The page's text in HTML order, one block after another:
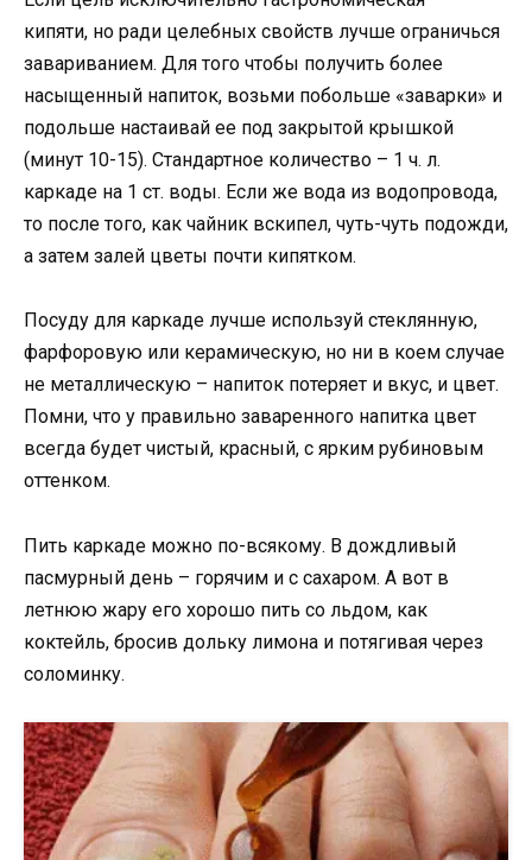
кипяти, но ради целебных свойств лучше ограничься
завариванием. Для того чтобы получить более
насыщенный напиток, возьми побольше «заварки» и
подольше настаивай ее под закрытой крышкой
(минут 10-15). Стандартное количество – 1 ч. л.
каркаде на 1 ст. воды. Если же вода из водопровода,
то после того, как чайник вскипел, чуть-чуть подожди,
а затем залей цветы почти кипятком.
Посуду для каркаде лучше используй стеклянную,
фарфоровую или керамическую, но ни в коем случае
не металлическую – напиток потеряет и вкус, и цвет.
Помни, что у правильно заваренного напитка цвет
всегда будет чистый, красный, с ярким рубиновым
оттенком.
Пить каркаде можно по-всякому. В дождливый
пасмурный день – горячим и с сахаром. А вот в
летнюю жару его хорошо пить со льдом, как
коктейль, бросив дольку лимона и потягивая через
соломинку.